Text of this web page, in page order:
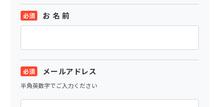
お 名 前
メールアドレス
半角英数字でご入力ください